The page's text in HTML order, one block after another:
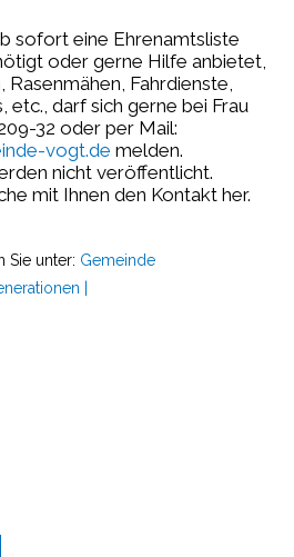
sofort eine Ehrenamtsliste
oder gerne Hilfe anbietet,
Rasenmähen, Fahrdienste,
etc., darf sich gerne bei Frau
32 oder per Mail:
vogt.de melden.
nicht veröffentlicht.
mit Ihnen den Kontakt her.
Sie unter: Gemeinde
|